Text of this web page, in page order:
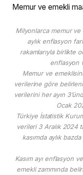
Memur ve emekli
Milyonlarca memur ve
aylık enflasyon
rakamlarıyla birlikte
enflasyon
Memur ve
verilerine göre
verilerini her ayın
Ocak
Türkiye İstatistik
verileri 3 Aralık 2024
kasımda aylık
Kasım ayı enflasyon
emekli zammında